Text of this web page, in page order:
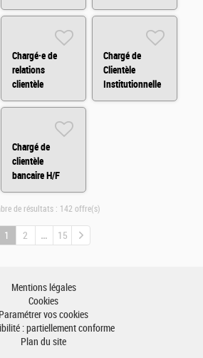
Chargé·e de
relations
clientèle
Assurances en
Chargé de
Clientèle
Institutionnelle
H/F
Chargé de
clientèle
bancaire H/F
de résultats : 142 offre(s)
1 2 15
Mentions légales
Cookies
Paramétrer vos cookies
: partiellement conforme
Plan du site